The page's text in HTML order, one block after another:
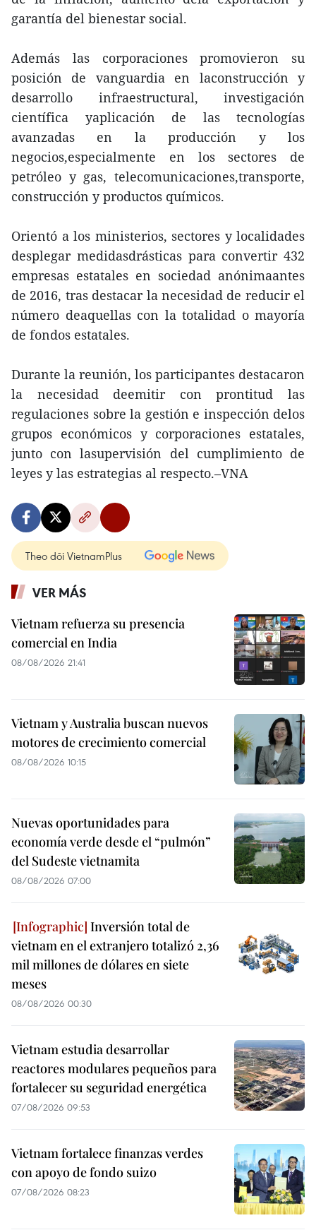
garantía del bienestar social.
Además las corporaciones promovieron su
posición de vanguardia en laconstrucción y
desarrollo infraestructural, investigación
científica yaplicación de las tecnologías
avanzadas en la producción y los
negocios,especialmente en los sectores de
petróleo y gas, telecomunicaciones,transporte,
construcción y productos químicos.
Orientó a los ministerios, sectores y localidades
desplegar medidasdrásticas para convertir 432
empresas estatales en sociedad anónimaantes
de 2016, tras destacar la necesidad de reducir el
número deaquellas con la totalidad o mayoría
de fondos estatales.
Durante la reunión, los participantes destacaron
la necesidad deemitir con prontitud las
regulaciones sobre la gestión e inspección delos
grupos económicos y corporaciones estatales,
junto con lasupervisión del cumplimiento de
leyes y las estrategias al respecto.–VNA
Theo dõi VietnamPlus
VER MÁS
Vietnam refuerza su presencia
comercial en India
08/08/2026 21:41
Vietnam y Australia buscan nuevos
motores de crecimiento comercial
08/08/2026 10:15
Nuevas oportunidades para
economía verde desde el “pulmón”
del Sudeste vietnamita
08/08/2026 07:00
Inversión total de
vietnam en el extranjero totalizó 2,36
mil millones de dólares en siete
meses
08/08/2026 00:30
Vietnam estudia desarrollar
reactores modulares pequeños para
fortalecer su seguridad energética
07/08/2026 09:53
Vietnam fortalece finanzas verdes
con apoyo de fondo suizo
07/08/2026 08:23